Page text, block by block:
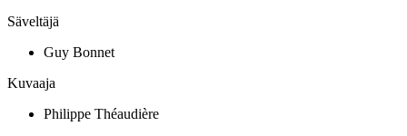
Säveltäjä
Guy Bonnet
Kuvaaja
Philippe Théaudière